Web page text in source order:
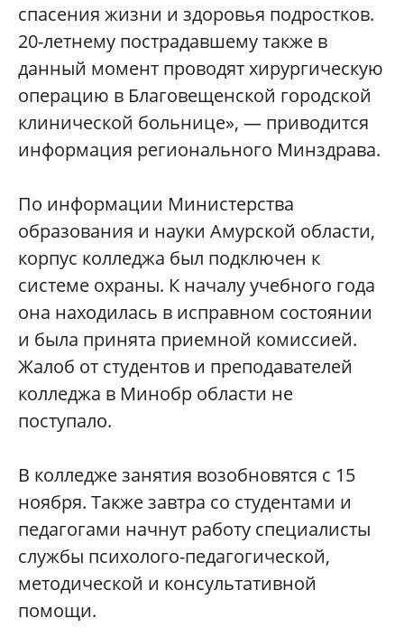
спасения жизни и здоровья подростков.
20-летнему пострадавшему также в
данный момент проводят хирургическую
операцию в Благовещенской городской
клинической больнице», — приводится
информация регионального Минздрава.
По информации Министерства
образования и науки Амурской области,
корпус колледжа был подключен к
системе охраны. К началу учебного года
она находилась в исправном состоянии
и была принята приемной комиссией.
Жалоб от студентов и преподавателей
колледжа в Минобр области не
поступало.
В колледже занятия возобновятся с 15
ноября. Также завтра со студентами и
педагогами начнут работу специалисты
службы психолого-педагогической,
методической и консультативной
помощи.